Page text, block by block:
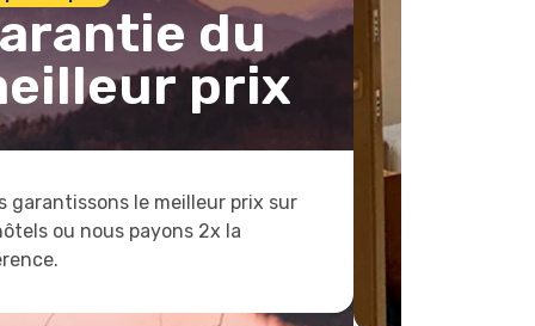
du
prix
garantissons le meilleur prix sur
ou nous payons 2x la